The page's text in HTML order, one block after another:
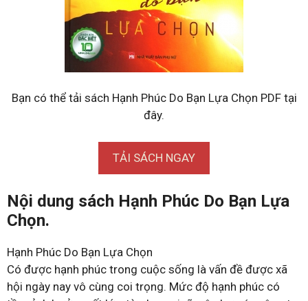
Bạn có thể tải sách Hạnh Phúc Do Bạn Lựa Chọn PDF tại
đây.
TẢI SÁCH NGAY
Nội dung sách Hạnh Phúc Do Bạn Lựa
Chọn.
Hạnh Phúc Do Bạn Lựa Chọn
Có được hạnh phúc trong cuộc sống là vấn đề được xã
hội ngày nay vô cùng coi trọng. Mức độ hạnh phúc có